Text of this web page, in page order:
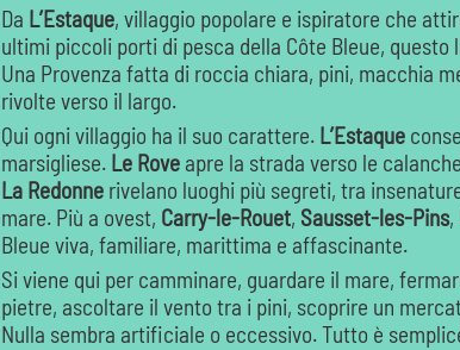
Da L’Estaque, villaggio popolare e ispiratore che
ultimi piccoli porti di pesca della Côte Bleue,
Una Provenza fatta di roccia chiara, pini, macchia
rivolte verso il largo.
Qui ogni villaggio ha il suo carattere. L’Estaque
marsigliese. Le Rove apre la strada verso le
La Redonne rivelano luoghi più segreti, tra
mare. Più a ovest, Carry-le-Rouet, Sausset-les-Pins,
Bleue viva, familiare, marittima e affascinante.
Si viene qui per camminare, guardare il mare,
pietre, ascoltare il vento tra i pini, scoprire un
Nulla sembra artificiale o eccessivo. Tutto è